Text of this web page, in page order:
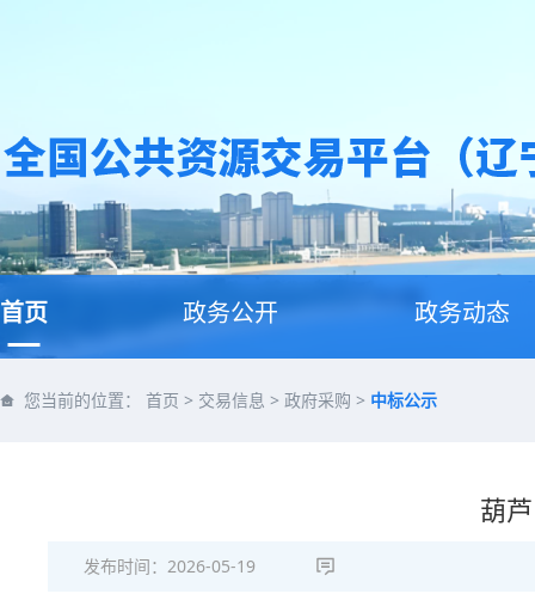
首页 政务公开 政务动态
您当前的位置： 首页 > 交易信息 > 政府采购 > 中标公示
葫
发布时间： 2026-05-19